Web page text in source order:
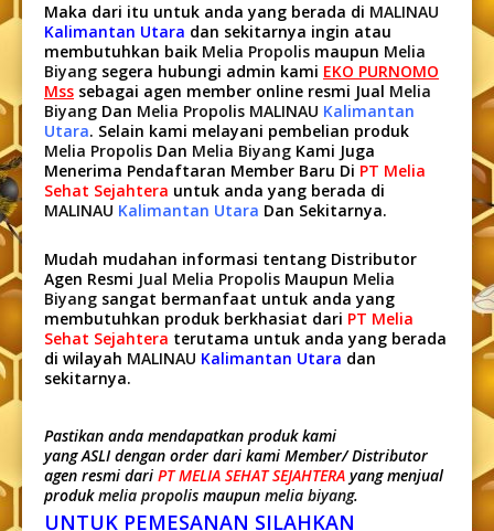
Maka dari itu untuk anda yang berada di MALINAU
Kalimantan Utara dan sekitarnya ingin atau
membutuhkan baik Melia Propolis maupun Melia
Biyang segera hubungi admin kami EKO PURNOMO
Mss sebagai agen member online resmi Jual Melia
Biyang Dan Melia Propolis MALINAU Kalimantan
Utara. Selain kami melayani pembelian produk
Melia Propolis Dan Melia Biyang Kami Juga
Menerima Pendaftaran Member Baru Di PT Melia
Sehat Sejahtera untuk anda yang berada di
MALINAU Kalimantan Utara Dan Sekitarnya.
Mudah mudahan informasi tentang Distributor
Agen Resmi Jual Melia Propolis Maupun Melia
Biyang sangat bermanfaat untuk anda yang
membutuhkan produk berkhasiat dari PT Melia
Sehat Sejahtera terutama untuk anda yang berada
di wilayah MALINAU Kalimantan Utara dan
sekitarnya.
Pastikan anda mendapatkan produk kami
yang ASLI dengan order dari kami Member/ Distributor
agen resmi dari PT MELIA SEHAT SEJAHTERA yang menjual
produkmelia propolis maupun melia biyang.
UNTUK PEMESANAN SILAHKAN